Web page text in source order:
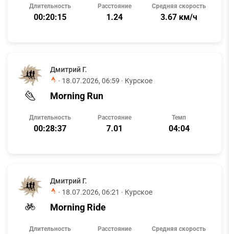
Длительность
00:20:15
Расстояние
1.24
Средняя скорость
3.67 км/ч
Дмитрий Г.
· 18.07.2026, 06:59 · Курское
Morning Run
Длительность
00:28:37
Расстояние
7.01
Темп
04:04
Дмитрий Г.
· 18.07.2026, 06:21 · Курское
Morning Ride
Длительность Расстояние Средняя скорость